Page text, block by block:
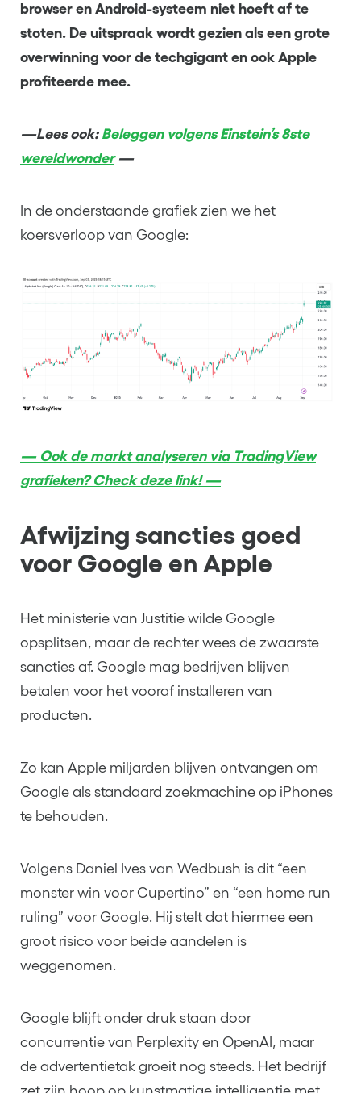
browser en Android-systeem niet hoeft af te
stoten. De uitspraak wordt gezien als een grote
overwinning voor de techgigant en ook Apple
profiteerde mee.
—Lees ook: Beleggen volgens Einstein’s 8ste
wereldwonder—
In de onderstaande grafiek zien we het
koersverloop van Google:
— Ook de markt analyseren via TradingView
grafieken? Check deze link! —
Afwijzing sancties goed
voor Google en Apple
Het ministerie van Justitie wilde Google
opsplitsen, maar de rechter wees de zwaarste
sancties af. Google mag bedrijven blijven
betalen voor het vooraf installeren van
producten.
Zo kan Apple miljarden blijven ontvangen om
Google als standaard zoekmachine op iPhones
te behouden.
Volgens Daniel Ives van Wedbush is dit “een
monster win voor Cupertino” en “een home run
ruling” voor Google. Hij stelt dat hiermee een
groot risico voor beide aandelen is
weggenomen.
Google blijft onder druk staan door
concurrentie van Perplexity en OpenAI, maar
de advertentietak groeit nog steeds. Het bedrijf